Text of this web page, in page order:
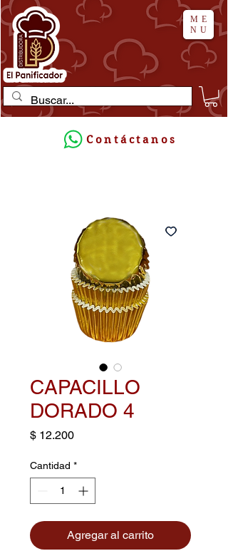
ME
NU
Contáctanos
CAPACILLO
DORADO 4
$ 12.200Precio
Cantidad *
Agregar al carrito